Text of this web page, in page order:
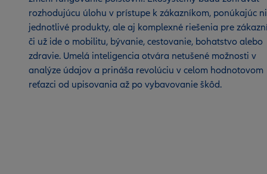
rozhodujúcu úlohu v prístupe k zákazníkom, ponúkajúc
jednotlivé produkty, ale aj komplexné riešenia pre
či už ide o mobilitu, bývanie, cestovanie, bohatstvo alebo
zdravie. Umelá inteligencia otvára netušené možnosti v
analýze údajov a prináša revolúciu v celom hodnotovom
reťazci od upisovania až po vybavovanie škôd.